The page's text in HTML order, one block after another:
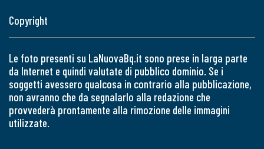
Copyright
Le foto presenti su LaNuovaBq.it sono prese in larga parte
da Internet e quindi valutate di pubblico dominio. Se i
soggetti avessero qualcosa in contrario alla pubblicazione,
non avranno che da segnalarlo alla redazione che
provvederà prontamente alla rimozione delle immagini
utilizzate.